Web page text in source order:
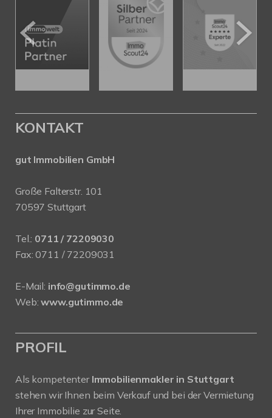
KONTAKT
gut Immobilien GmbH
Große Falterstr. 101
70597 Stuttgart
Tel.: 0711 / 72209030
Fax: 0711 / 72209031
E-Mail: info@gutimmo.de
Web:www.gutimmo.de
PROFIL
Als kompetenter Immobilienmakler in Stuttgart
stehen wir Ihnen beim Verkauf und bei der Vermietung
Ihrer Immobilie zur Seite.